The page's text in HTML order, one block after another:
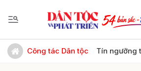
Công tác Dân tộc Tín ngưỡng
Gửi bình luận